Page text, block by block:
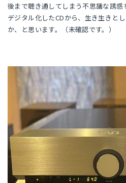
後まで聴き通してしまう不思議な誘
デジタル化したCDから、生き生きと
か、と思います。（未確認です。）